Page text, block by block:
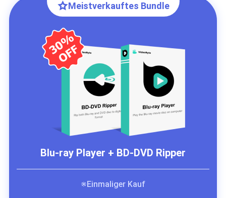
Meistverkauftes Bundle
Blu-ray Player + BD-DVD Ripper
※Einmaliger Kauf